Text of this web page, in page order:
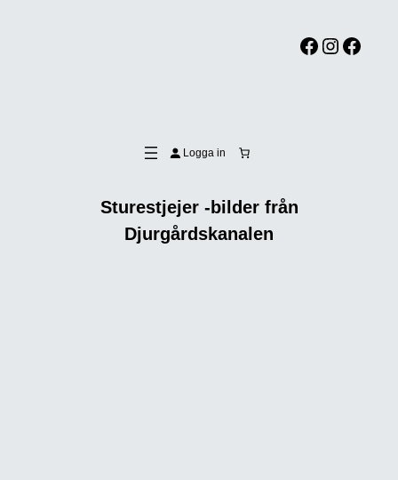
Facebook Instagram Facebook
Logga in
Sturestjejer -bilder från
Djurgårdskanalen